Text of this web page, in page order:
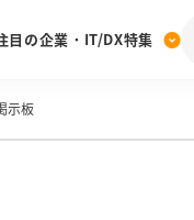
] 本選考体験記投稿キャ
目の企業・IT/DX特集
示板